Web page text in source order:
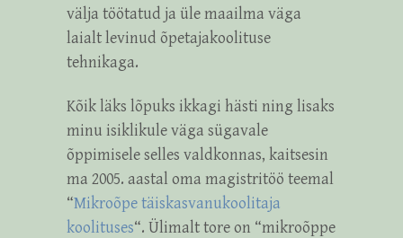
välja töötatud ja üle maailma väga
laialt levinud õpetajakoolituse
tehnikaga.
Kõik läks lõpuks ikkagi hästi ning lisaks
minu isiklikule väga sügavale
õppimisele selles valdkonnas, kaitsesin
ma 2005. aastal oma magistritöö teemal
“Mikroõpe täiskasvanukoolitaja
koolituses“. Ülimalt tore on “mikroõppe